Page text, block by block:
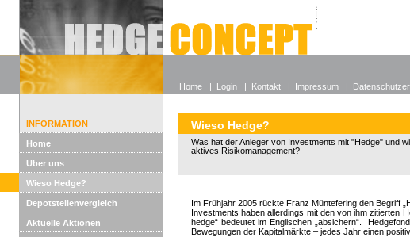
Alle offenen Fonds
Wieso Hedgefonds?
INFORMATION
Home
Über uns
Wieso Hedge?
Depotstellenvergleich
Aktuelle Aktionen
Wieso Hedge?
Was hat der Anleger von Investments mit "Hedge" und
aktives Risikomanagement?
Im Frühjahr 2005 rückte Franz Müntefering den Begriff
Investments haben allerdings mit den von ihm zitierten
hedge“ bedeutet im Englischen „absichern“.
Bewegungen der Kapitalmärkte – jedes Jahr einen
Home | Login | Kontakt | Impressum |